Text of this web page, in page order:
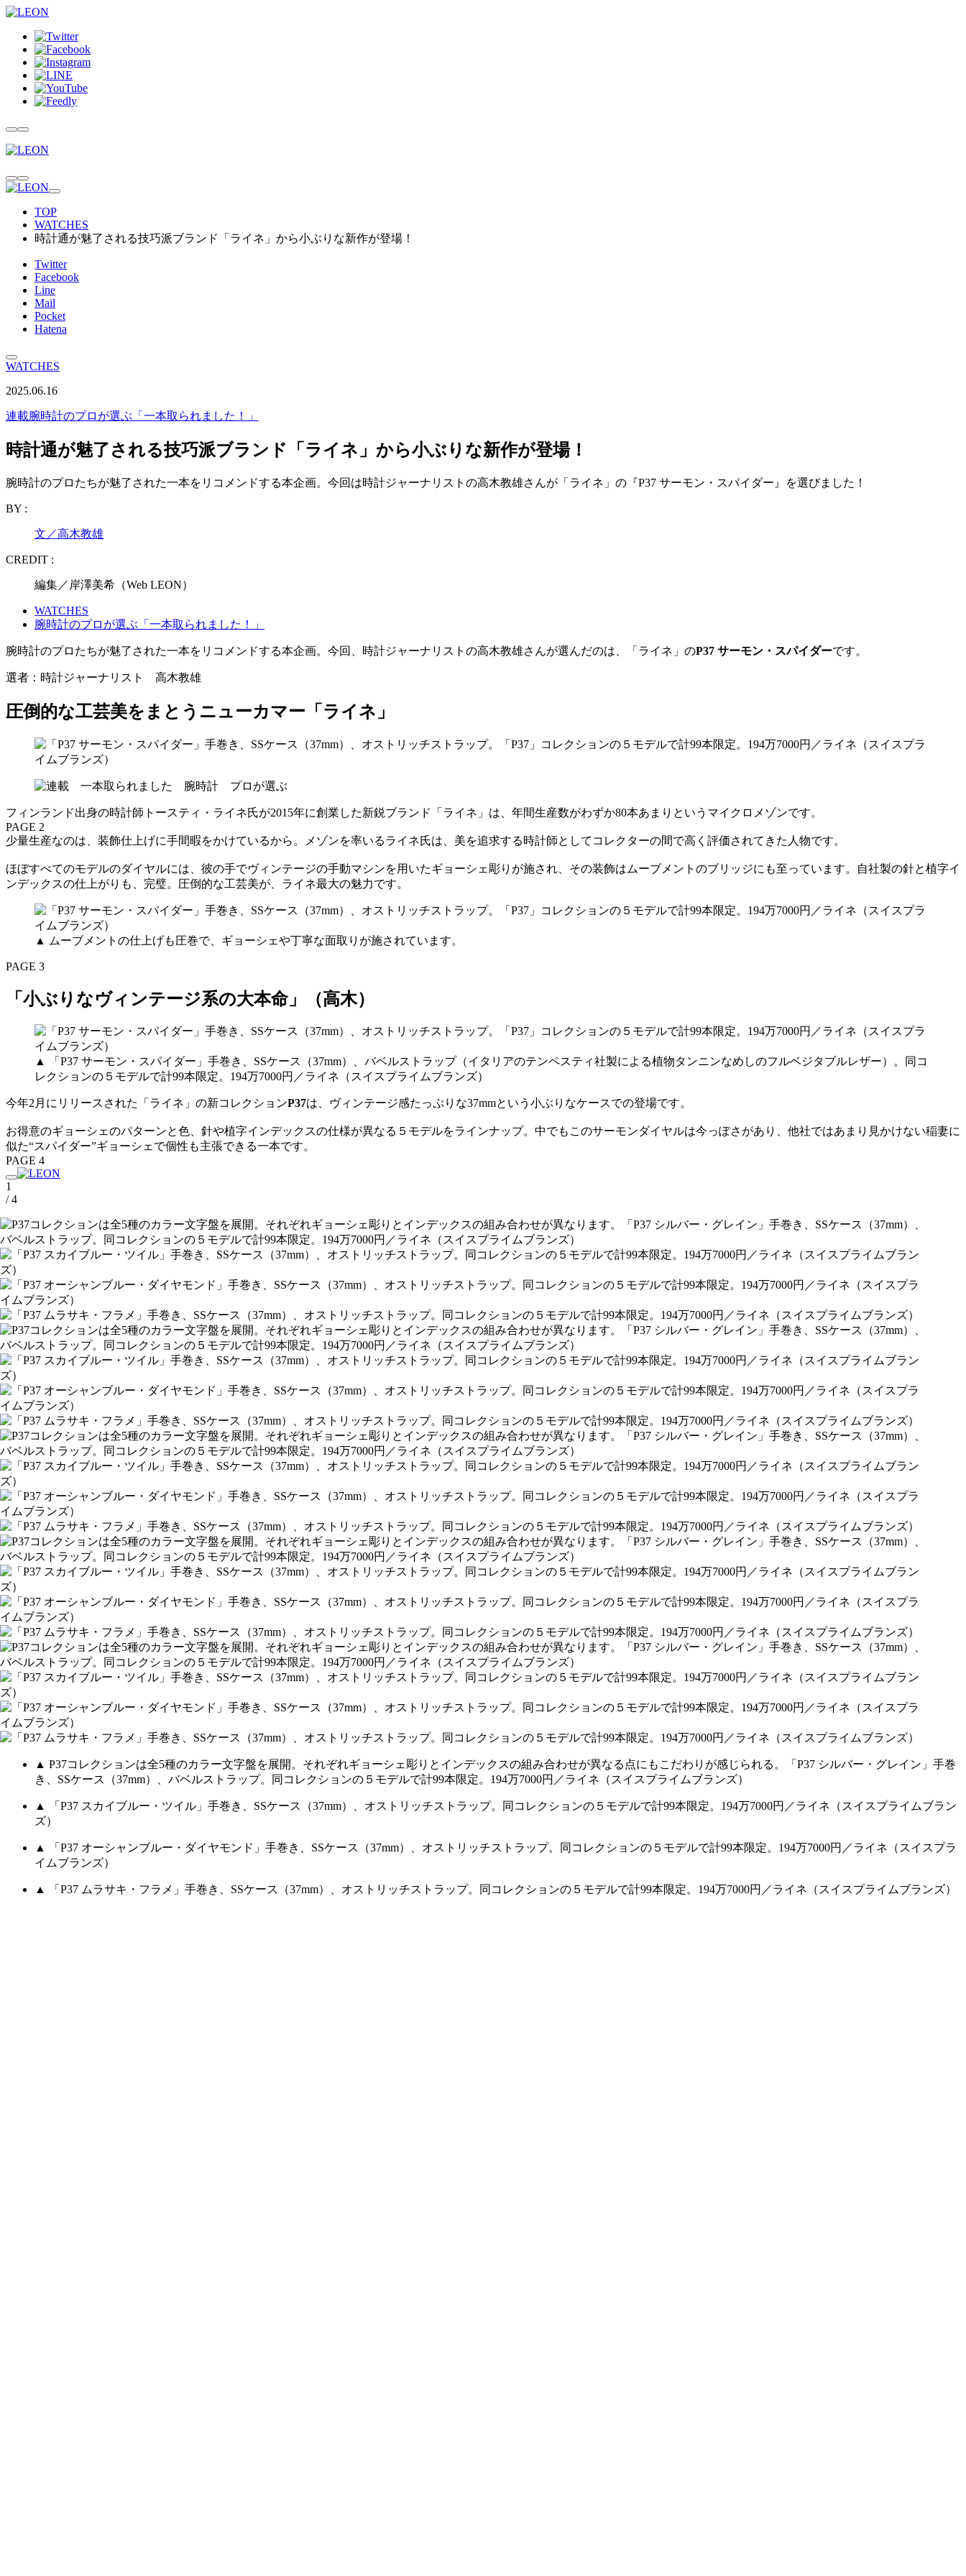
TOP
WATCHES
時計通が魅了される技巧派ブランド「ライネ」から小ぶりな新作が登場！
Twitter
Facebook
Line
Mail
Pocket
Hatena
WATCHES
2025.06.16
連載腕時計のプロが選ぶ「一本取られました！」
時計通が魅了される技巧派ブランド「ライネ」から小ぶりな新作が登場！
腕時計のプロたちが魅了された一本をリコメンドする本企画。今回は時計ジャーナリストの高木教雄さんが「ライネ」の『P37 サーモン・スパイダー』を選びました！
BY :
文／高木教雄
CREDIT :
編集／岸澤美希（Web LEON）
WATCHES
腕時計のプロが選ぶ「一本取られました！」
腕時計のプロたちが魅了された一本をリコメンドする本企画。今回、時計ジャーナリストの高木教雄さんが選んだのは、「ライネ」のP37 サーモン・スパイダーです。
選者：時計ジャーナリスト 高木教雄
圧倒的な工芸美をまとうニューカマー「ライネ」
フィンランド出身の時計師トースティ・ライネ氏が2015年に創業した新鋭ブランド「ライネ」は、年間生産数がわずか80本あまりというマイクロメゾンです。
PAGE 2
少量生産なのは、装飾仕上げに手間暇をかけているから。メゾンを率いるライネ氏は、美を追求する時計師としてコレクターの間で高く評価されてきた人物です。
ほぼすべてのモデルのダイヤルには、彼の手でヴィンテージの手動マシンを用いたギョーシェ彫りが施され、その装飾はムーブメントのブリッジにも至っています。自社製の針と植字イ
ンデックスの仕上がりも、完璧。圧倒的な工芸美が、ライネ最大の魅力です。
▲ ムーブメントの仕上げも圧巻で、ギョーシェや丁寧な面取りが施されています。
PAGE 3
「小ぶりなヴィンテージ系の大本命」（高木）
▲ 「P37 サーモン・スパイダー」手巻き、SSケース（37mm）、バベルストラップ（イタリアのテンペスティ社製による植物タンニンなめしのフルベジタブルレザー）。同コ
レクションの５モデルで計99本限定。194万7000円／ライネ（スイスプライムブランズ）
今年2月にリリースされた「ライネ」の新コレクションP37は、ヴィンテージ感たっぷりな37mmという小ぶりなケースでの登場です。
お得意のギョーシェのパターンと色、針や植字インデックスの仕様が異なる５モデルをラインナップ。中でもこのサーモンダイヤルは今っぽさがあり、他社ではあまり見かけない稲妻に
似た“スパイダー”ギョーシェで個性も主張できる一本です。
PAGE 4
1
/ 4
▲ P37コレクションは全5種のカラー文字盤を展開。それぞれギョーシェ彫りとインデックスの組み合わせが異なる点にもこだわりが感じられる。「P37 シルバー・グレイン」手巻
き、SSケース（37mm）、バベルストラップ。同コレクションの５モデルで計99本限定。194万7000円／ライネ（スイスプライムブランズ）
▲ 「P37 スカイブルー・ツイル」手巻き、SSケース（37mm）、オストリッチストラップ。同コレクションの５モデルで計99本限定。194万7000円／ライネ（スイスプライムブラン
ズ）
▲ 「P37 オーシャンブルー・ダイヤモンド」手巻き、SSケース（37mm）、オストリッチストラップ。同コレクションの５モデルで計99本限定。194万7000円／ライネ（スイスプラ
イムブランズ）
▲ 「P37 ムラサキ・フラメ」手巻き、SSケース（37mm）、オストリッチストラップ。同コレクションの５モデルで計99本限定。194万7000円／ライネ（スイスプライムブランズ）